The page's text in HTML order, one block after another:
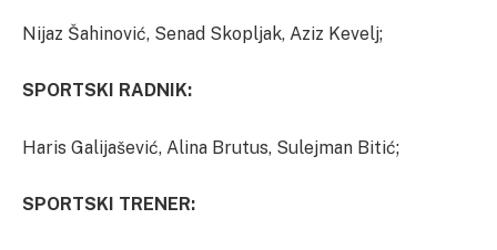
Nijaz Šahinović, Senad Skopljak, Aziz Kevelj;
SPORTSKI RADNIK:
Haris Galijašević, Alina Brutus, Sulejman Bitić;
SPORTSKI TRENER: